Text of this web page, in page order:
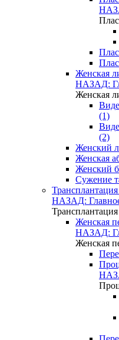
Женская
НАЗАД:
Женская
(1)
(2)
Женский
Женская
Женский
Сужение
НАЗАД:
Женская
НАЗАД:
Женская